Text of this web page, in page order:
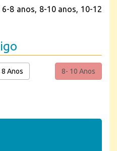
8 anos, 8-10 anos, 10-12
8 Anos 8- 10 Anos